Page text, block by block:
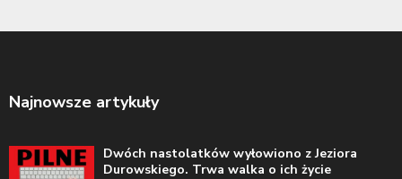
Najnowsze artykuły
Dwóch nastolatków wyłowiono z Jeziora
Durowskiego. Trwa walka o ich życie